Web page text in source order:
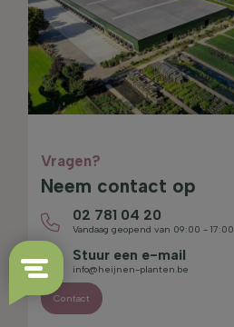
Vragen?
Neem contact op
02 781 04 20
Vandaag geopend van 09:00 - 17:00
Stuur een e-mail
info@heijnen-planten.be
Contact